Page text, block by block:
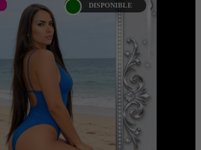
DISPONIBLE
-
PLATINO
NUEVA
modelo pertenece a
Privado Platinum.
privada de modelos con un
y perform ...